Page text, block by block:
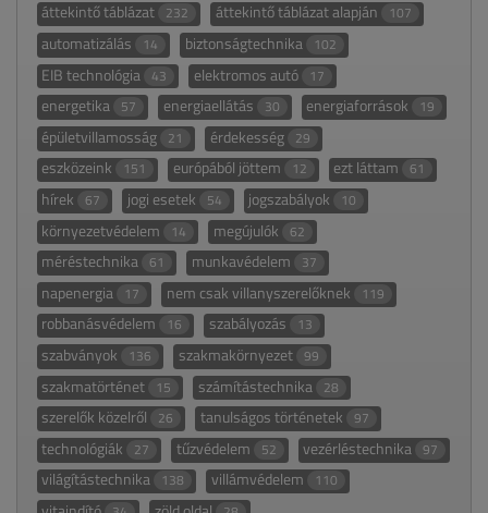
áttekintő táblázat 232 áttekintő táblázat alapján 107
automatizálás 14 biztonságtechnika 102
EIB technológia 43 elektromos autó 17
energetika 57 energiaellátás 30 energiaforrások 19
épületvillamosság 21 érdekesség 29
eszközeink 151 európából jöttem 12 ezt láttam 61
hírek 67 jogi esetek 54 jogszabályok 10
környezetvédelem 14 megújulók 62
méréstechnika 61 munkavédelem 37
napenergia 17 nem csak villanyszerelőknek 119
robbanásvédelem 16 szabályozás 13
szabványok 136 szakmakörnyezet 99
szakmatörténet 15 számítástechnika 28
szerelők közelről 26 tanulságos történetek 97
technológiák 27 tűzvédelem 52 vezérléstechnika 97
világítástechnika 138 villámvédelem 110